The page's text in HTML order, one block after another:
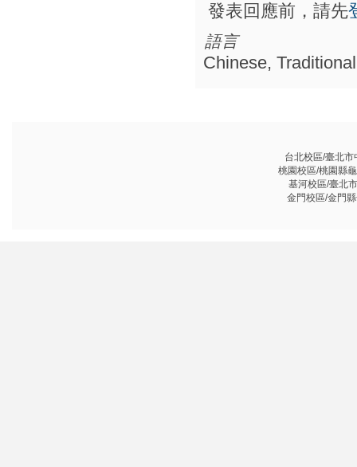
發表回應前，請先
語言
Chinese, Traditional
台北校區/臺北
桃園校區/桃園縣
基河校區/臺北
金門校區/金門